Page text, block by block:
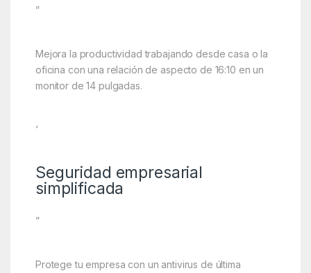
”
Mejora la productividad trabajando desde casa o la
oficina con una relación de aspecto de 16:10 en un
monitor de 14 pulgadas.
‘
Seguridad empresarial
simplificada
”
Protege tu empresa con un antivirus de última